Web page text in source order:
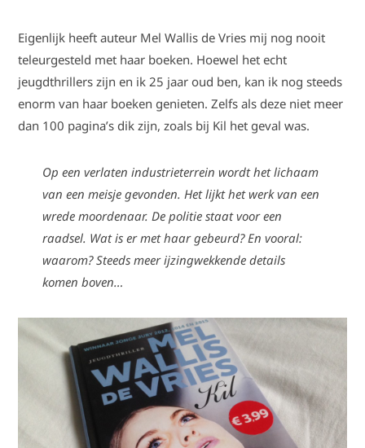
Eigenlijk heeft auteur Mel Wallis de Vries mij nog nooit
teleurgesteld met haar boeken. Hoewel het echt
jeugdthrillers zijn en ik 25 jaar oud ben, kan ik nog steeds
enorm van haar boeken genieten. Zelfs als deze niet meer
dan 100 pagina’s dik zijn, zoals bij Kil het geval was.
Op een verlaten industrieterrein wordt het lichaam
van een meisje gevonden. Het lijkt het werk van een
wrede moordenaar. De politie staat voor een
raadsel. Wat is er met haar gebeurd? En vooral:
waarom? Steeds meer ijzingwekkende details
komen boven…